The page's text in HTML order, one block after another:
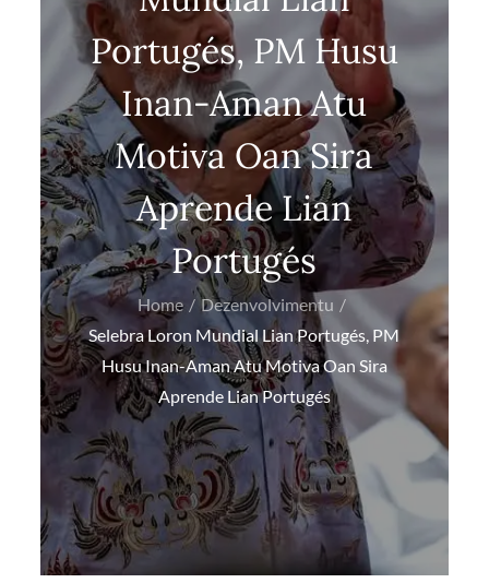
Portugés, PM Husu
Inan-Aman Atu
Motiva Oan Sira
Aprende Lian
Portugés
Home
Dezenvolvimentu
Selebra Loron Mundial Lian Portugés, PM
Husu Inan-Aman Atu Motiva Oan Sira
Aprende Lian Portugés